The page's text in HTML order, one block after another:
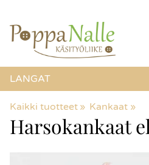
LANGAT
Kaikki tuotteet ‪» Kankaat ‪»
Harsokankaat